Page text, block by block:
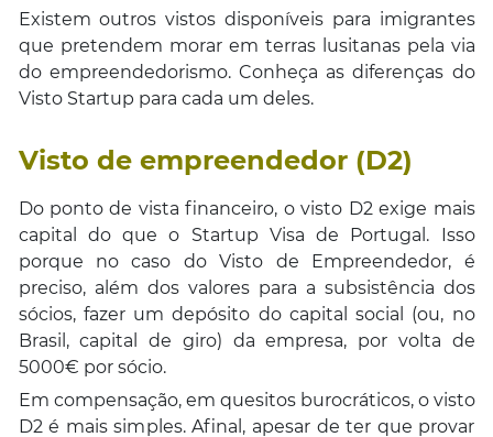
Existem outros vistos disponíveis para imigrantes
que pretendem morar em terras lusitanas pela via
do empreendedorismo. Conheça as diferenças do
Visto Startup para cada um deles.
Visto de empreendedor (D2)
Do ponto de vista financeiro, o visto D2 exige mais
capital do que o Startup Visa de Portugal. Isso
porque no caso do Visto de Empreendedor, é
preciso, além dos valores para a subsistência dos
sócios, fazer um depósito do capital social (ou, no
Brasil, capital de giro) da empresa, por volta de
5000€ por sócio.
Em compensação, em quesitos burocráticos, o visto
D2 é mais simples. Afinal, apesar de ter que provar